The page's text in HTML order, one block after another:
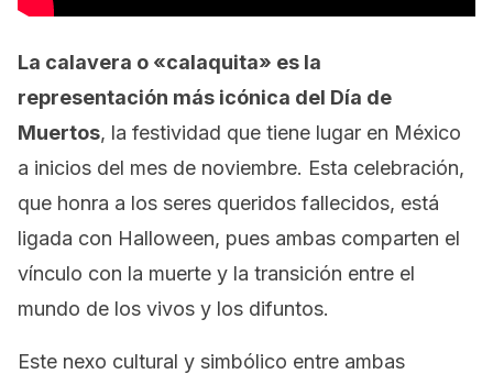
La calavera o «calaquita» es la
representación más icónica del Día de
Muertos, la festividad que tiene lugar en México
a inicios del mes de noviembre. Esta celebración,
que honra a los seres queridos fallecidos, está
ligada con Halloween, pues ambas comparten el
vínculo con la muerte y la transición entre el
mundo de los vivos y los difuntos.
Este nexo cultural y simbólico entre ambas